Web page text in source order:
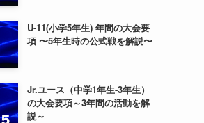
U-11(小学5年生) 年間の大会要
項 〜5年生時の公式戦を解説〜
Jr.ユース（中学1年生-3年生）
の大会要項～3年間の活動を解
説～